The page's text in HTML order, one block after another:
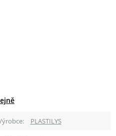
PLASTILYS